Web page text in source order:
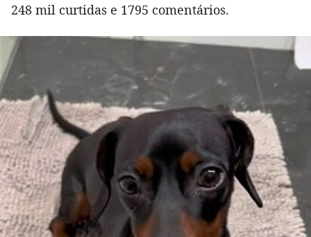
248 mil curtidas e 1795 comentários.